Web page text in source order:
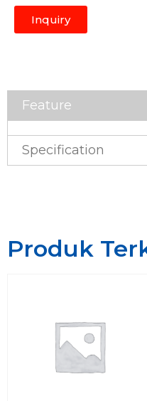
Inquiry
Feature
Specification
Produk